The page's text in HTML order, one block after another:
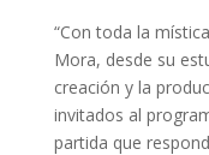
“Con toda la
Mora, desde su
creación y la
invitados al
partida que